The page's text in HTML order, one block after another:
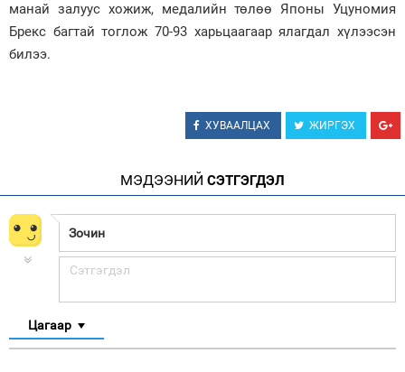
манай залуус хожиж, медалийн төлөө Японы Уцуномия
Брекс багтай тоглож 70-93 харьцаагаар ялагдал хүлээсэн
билээ.
ХУВААЛЦАХ ЖИРГЭХ
МЭДЭЭНИЙ СЭТГЭГДЭЛ
Цагаар